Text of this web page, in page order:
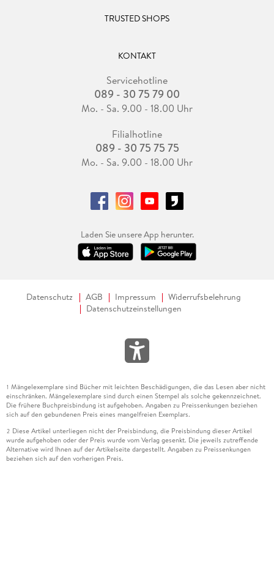
TRUSTED SHOPS
KONTAKT
Servicehotline
089 - 30 75 79 00
Mo. - Sa. 9.00 - 18.00 Uhr
Filialhotline
089 - 30 75 75 75
Mo. - Sa. 9.00 - 18.00 Uhr
Laden Sie unsere App herunter.
Datenschutz AGB Impressum
Widerrufsbelehrung
Datenschutzeinstellungen
1 Mängelexemplare sind Bücher mit leichten Beschädigungen, die das Lesen aber nicht
einschränken. Mängelexemplare sind durch einen Stempel als solche gekennzeichnet.
Die frühere Buchpreisbindung ist aufgehoben. Angaben zu Preissenkungen beziehen
sich auf den gebundenen Preis eines mangelfreien Exemplars.
2 Diese Artikel unterliegen nicht der Preisbindung, die Preisbindung dieser Artikel
wurde aufgehoben oder der Preis wurde vom Verlag gesenkt. Die jeweils zutreffende
Alternative wird Ihnen auf der Artikelseite dargestellt. Angaben zu Preissenkungen
beziehen sich auf den vorherigen Preis.